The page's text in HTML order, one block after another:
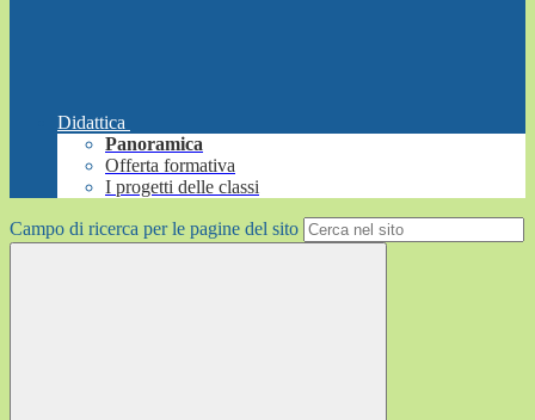
Didattica
Panoramica
Offerta formativa
I progetti delle classi
Campo di ricerca per le pagine del sito